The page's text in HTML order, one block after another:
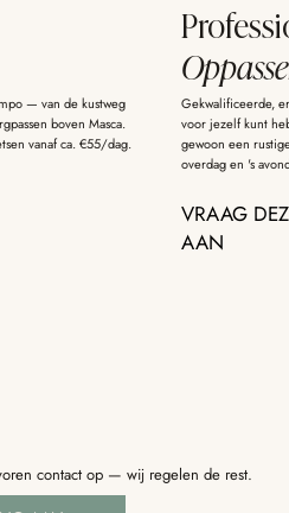
— van de kustweg
boven Masca.
vanaf ca. €55/dag.
Gekwalificeerde,
voor jezelf kunt
gewoon een
overdag en 's
VRAAG
AAN
contact op — wij regelen de rest.